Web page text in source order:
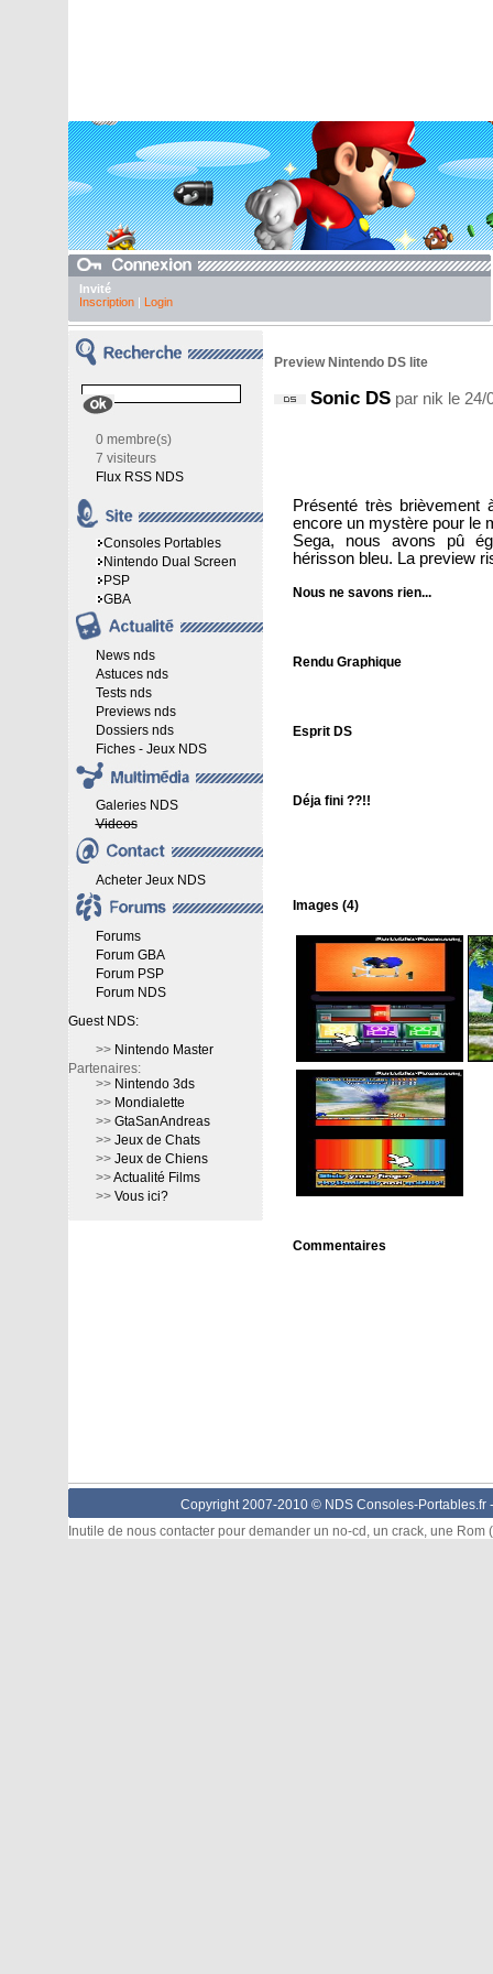
Invité
Inscription| Login
0 membre(s)
7 visiteurs
Flux RSS NDS
Consoles Portables
Nintendo Dual Screen
PSP
GBA
News nds
Astuces nds
Tests nds
Previews nds
Dossiers nds
Fiches - Jeux NDS
Galeries NDS
Videos
Acheter Jeux NDS
Forums
Forum GBA
Forum PSP
Forum NDS
Guest NDS:
>> Nintendo Master
Partenaires:
>> Nintendo 3ds
>> Mondialette
>> GtaSanAndreas
>> Jeux de Chats
>> Jeux de Chiens
>>Actualité Films
>> Vous ici?
Preview Nintendo DS lite
Sonic DSpar nik le 24/
Présenté très
encore un mystère pour le
Sega, nous avons pû
hérisson bleu. La preview
Nous ne savons rien...
Rendu Graphique
Esprit DS
Déja fini ??!!
Images (4)
Commentaires
Copyright 2007-2010 © NDS Consoles-Portables.fr
Inutile de nous contacter pour demander un no-cd, un crack, une